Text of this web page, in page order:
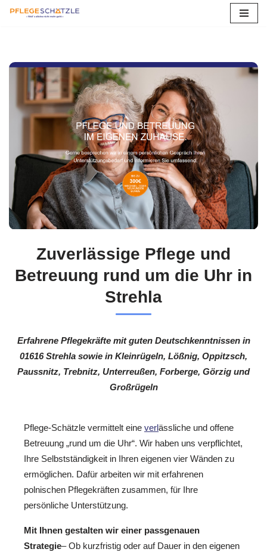
springen
Zuverlässige Pflege und
Betreuung rund um die Uhr in
Strehla
Erfahrene Pflegekräfte mit guten Deutschkenntnissen in
01616 Strehla sowie in Kleinrügeln, Lößnig, Oppitzsch,
Paussnitz, Trebnitz, Unterreußen, Forberge, Görzig und
Großrügeln
Pflege-Schätzle vermittelt eine verlässliche und offene
Betreuung „rund um die Uhr“. Wir haben uns verpflichtet,
Ihre Selbstständigkeit in Ihren eigenen vier Wänden zu
ermöglichen. Dafür arbeiten wir mit erfahrenen
polnischen Pflegekräften zusammen, für Ihre
persönliche Unterstützung.
Mit Ihnen gestalten wir einer passgenauen
Strategie– Ob kurzfristig oder auf Dauer in den eigenen